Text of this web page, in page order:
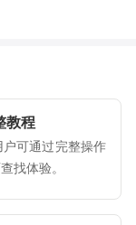
教程
可通过完整操作
找体验。